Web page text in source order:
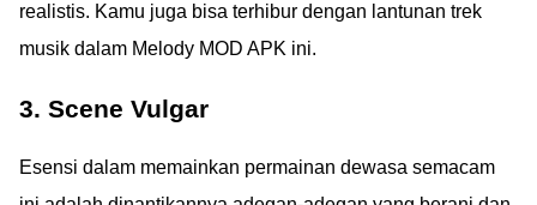
realistis. Kamu juga bisa terhibur dengan lantunan trek
musik dalam Melody MOD APK ini.
3. Scene Vulgar
Esensi dalam memainkan permainan dewasa semacam